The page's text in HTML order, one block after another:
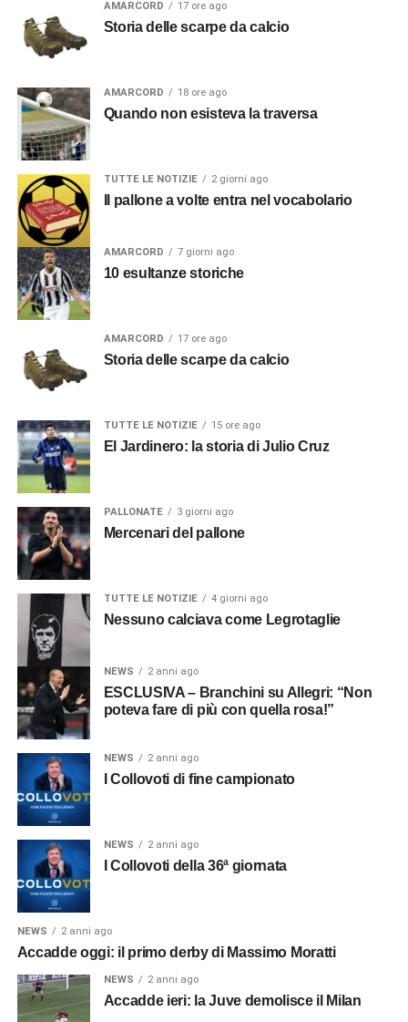
AMARCORD 17 ore ago
Storia delle scarpe da calcio
AMARCORD 18 ore ago
Quando non esisteva la traversa
TUTTE LE NOTIZIE 2 giorni ago
Il pallone a volte entra nel vocabolario
AMARCORD 7 giorni ago
10 esultanze storiche
AMARCORD 17 ore ago
Storia delle scarpe da calcio
TUTTE LE NOTIZIE 15 ore ago
El Jardinero: la storia di Julio Cruz
PALLONATE 3 giorni ago
Mercenari del pallone
TUTTE LE NOTIZIE 4 giorni ago
Nessuno calciava come Legrotaglie
NEWS 2 anni ago
ESCLUSIVA – Branchini su Allegri: “Non
poteva fare di più con quella rosa!”
NEWS 2 anni ago
I Collovoti di fine campionato
NEWS 2 anni ago
I Collovoti della 36ª giornata
NEWS 2 anni ago
Accadde oggi: il primo derby di Massimo Moratti
NEWS 2 anni ago
Accadde ieri: la Juve demolisce il Milan